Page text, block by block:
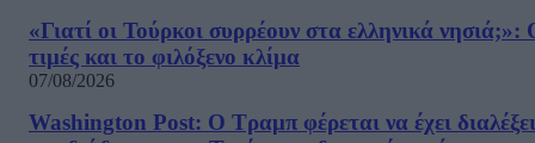
«Γιατί οι Τούρκοι συρρέουν στα ελληνικά νησιά;»:
τιμές και το φιλόξενο κλίμα
07/08/2026
Washington Post: Ο Τραμπ φέρεται να έχει διαλέξει